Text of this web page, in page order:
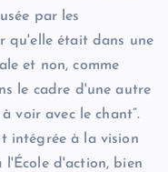
par les
qu'elle était dans une
et non, comme
le cadre d'une autre
voir avec le chant”.
intégrée à la vision
d'action, bien